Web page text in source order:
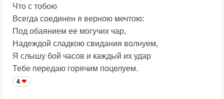
Что с тобою
Всегда соединен я верною мечтою:
Под обаянием ее могучих чар,
Надеждой сладкою свидания волнуем,
Я слышу бой часов и каждый их удар
Тебе передаю горячим поцелуем.
4